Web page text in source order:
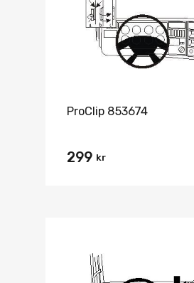
ProClip 853674
299 kr